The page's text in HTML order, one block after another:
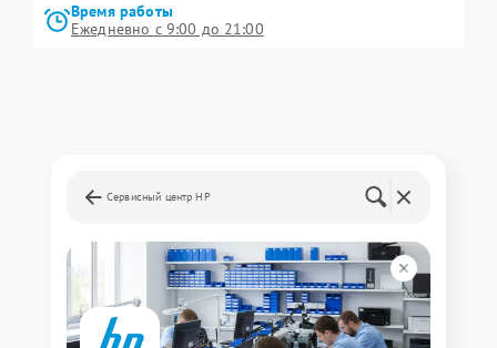
Время работы
Ежедневно с 9:00 до 21:00
Сервисный центр HP